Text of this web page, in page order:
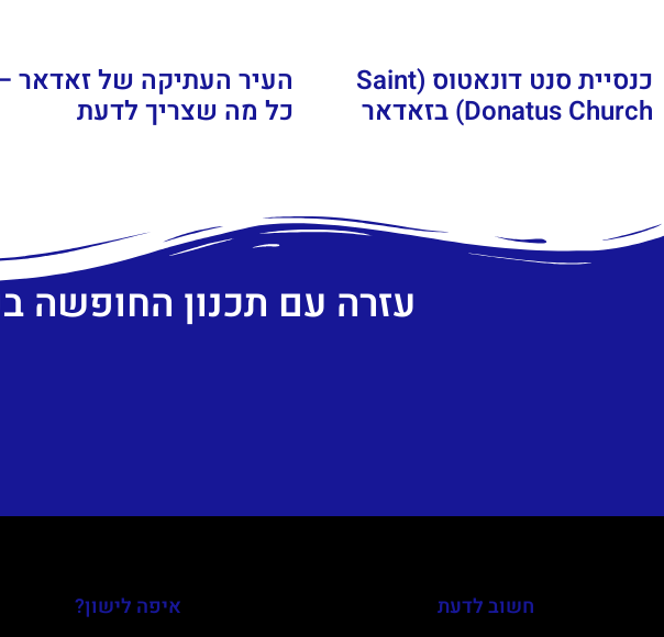
כנסיית סנט דונאטוס (Saint
Donatus Church) בזאדאר
העיר העתיקה של זאדאר
כל מה שצריך לדעת
עזרה עם תכנון החופשה
חשוב לדעת
איפה לישון?